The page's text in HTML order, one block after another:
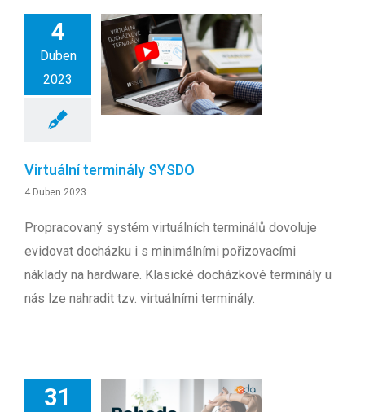
4
Duben
2023
Virtuální terminály SYSDO
4.Duben 2023
Propracovaný systém virtuálních terminálů dovoluje
evidovat docházku i s minimálními pořizovacími
náklady na hardware. Klasické docházkové terminály u
nás lze nahradit tzv. virtuálními terminály.
31